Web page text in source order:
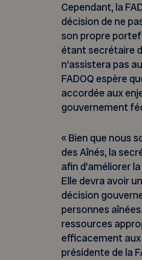
Cependant, la
décision de ne
son propre
étant secrétaire
n’assistera pas
FADOQ espère
accordée aux
gouvernement
« Bien que nous
des Aînés, la
afin d’améliorer
Elle devra avoir
décision
personnes
ressources
efficacement aux
présidente de la